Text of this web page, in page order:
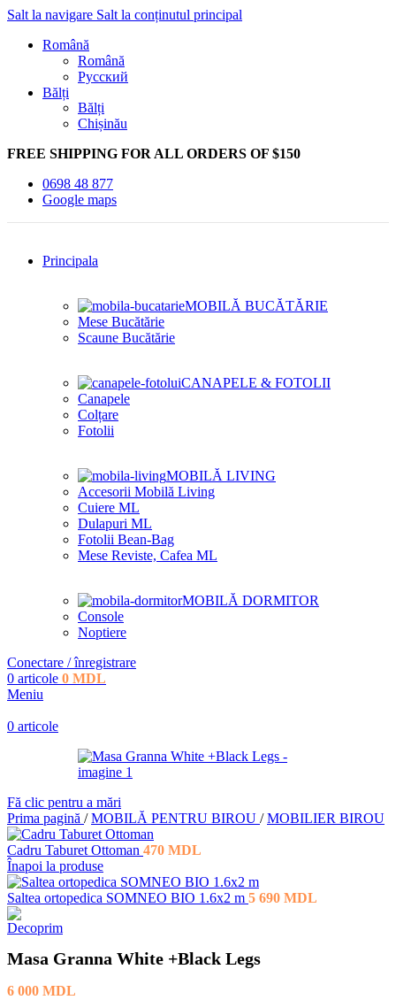
Salt la navigare Salt la conținutul principal
Română
Română
Русский
Bălți
Bălți
Chișinău
FREE SHIPPING FOR ALL ORDERS OF $150
0698 48 877
Google maps
Principala
MOBILĂ BUCĂTĂRIE
Mese Bucătărie
Scaune Bucătărie
CANAPELE & FOTOLII
Canapele
Colțare
Fotolii
MOBILĂ LIVING
Accesorii Mobilă Living
Cuiere ML
Dulapuri ML
Fotolii Bean-Bag
Mese Reviste, Cafea ML
MOBILĂ DORMITOR
Console
Noptiere
Conectare / înregistrare
0 articole 0 MDL
Meniu
0 articole
Fă clic pentru a mări
Prima pagină / MOBILĂ PENTRU BIROU / MOBILIER BIROU
Cadru Taburet Ottoman 470 MDL
Înapoi la produse
Saltea ortopedica SOMNEO BIO 1.6x2 m 5 690 MDL
Masa Granna White +Black Legs
6 000 MDL